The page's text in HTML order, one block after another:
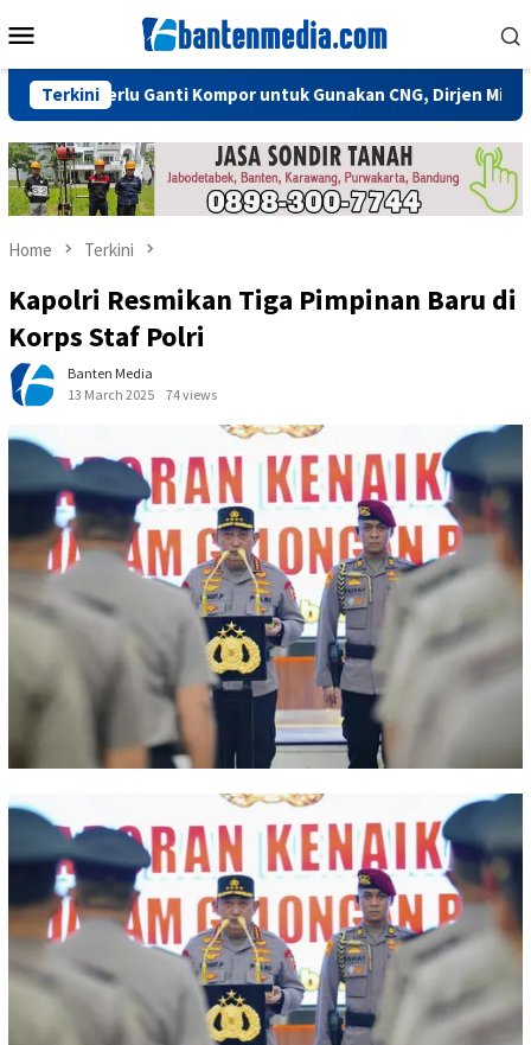
to
Menu
Terkini
Perlu Ganti Kompor untuk Gunakan CNG, Dirjen Migas: Cukup
Home Terkini
Kapolri Resmikan Tiga Pimpinan Baru di
Korps Staf Polri
Banten Media
13 March 2025
74 views